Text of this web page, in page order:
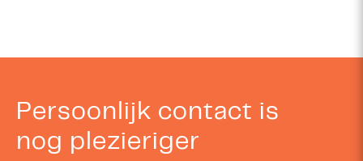
Persoonlijk contact is
nog plezieriger